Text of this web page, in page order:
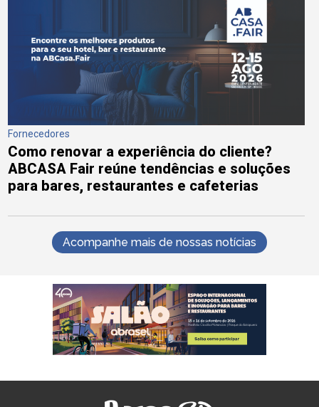
Fornecedores
Como renovar a experiência do cliente?
ABCASA Fair reúne tendências e soluções
para bares, restaurantes e cafeterias
Acompanhe mais de nossas notícias